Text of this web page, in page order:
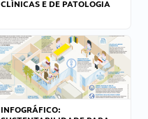
CLÍNICAS E DE PATOLOGIA
INFOGRÁFICO: